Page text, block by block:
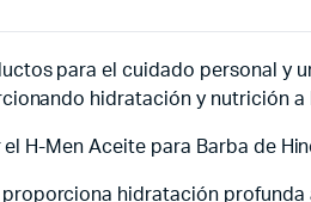
para el cuidado personal y
hidratación y nutrición
H-Men Aceite para Barba de
hidratación